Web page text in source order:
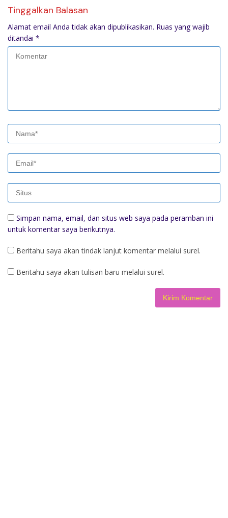
Tinggalkan Balasan
Alamat email Anda tidak akan dipublikasikan. Ruas yang wajib
ditandai *
Simpan nama, email, dan situs web saya pada peramban ini
untuk komentar saya berikutnya.
Beritahu saya akan tindak lanjut komentar melalui surel.
Beritahu saya akan tulisan baru melalui surel.